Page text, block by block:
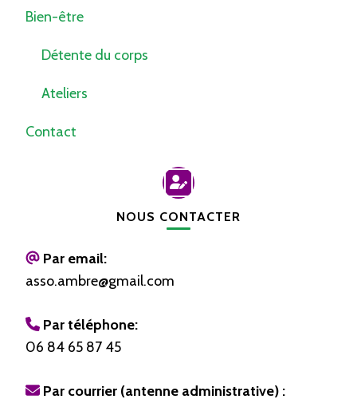
Bien-être
Détente du corps
Ateliers
Contact
NOUS CONTACTER
Par email:
asso.ambre@gmail.com
Par téléphone:
06 84 65 87 45
Par courrier (antenne administrative) :